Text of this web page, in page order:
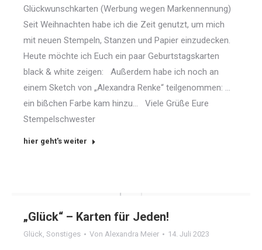
Glückwunschkarten (Werbung wegen Markennennung)
Seit Weihnachten habe ich die Zeit genutzt, um mich
mit neuen Stempeln, Stanzen und Papier einzudecken.
Heute möchte ich Euch ein paar Geburtstagskarten
black & white zeigen: Außerdem habe ich noch an
einem Sketch von „Alexandra Renke“ teilgenommen: …
ein bißchen Farbe kam hinzu… Viele Grüße Eure
Stempelschwester
hier geht's weiter
„Glück“ – Karten für Jeden!
Glück, Sonstiges Von Alexandra Meier 14. Juli 2023